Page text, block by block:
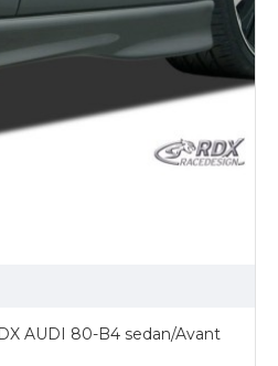
AUDI 80-B4 sedan/Avant